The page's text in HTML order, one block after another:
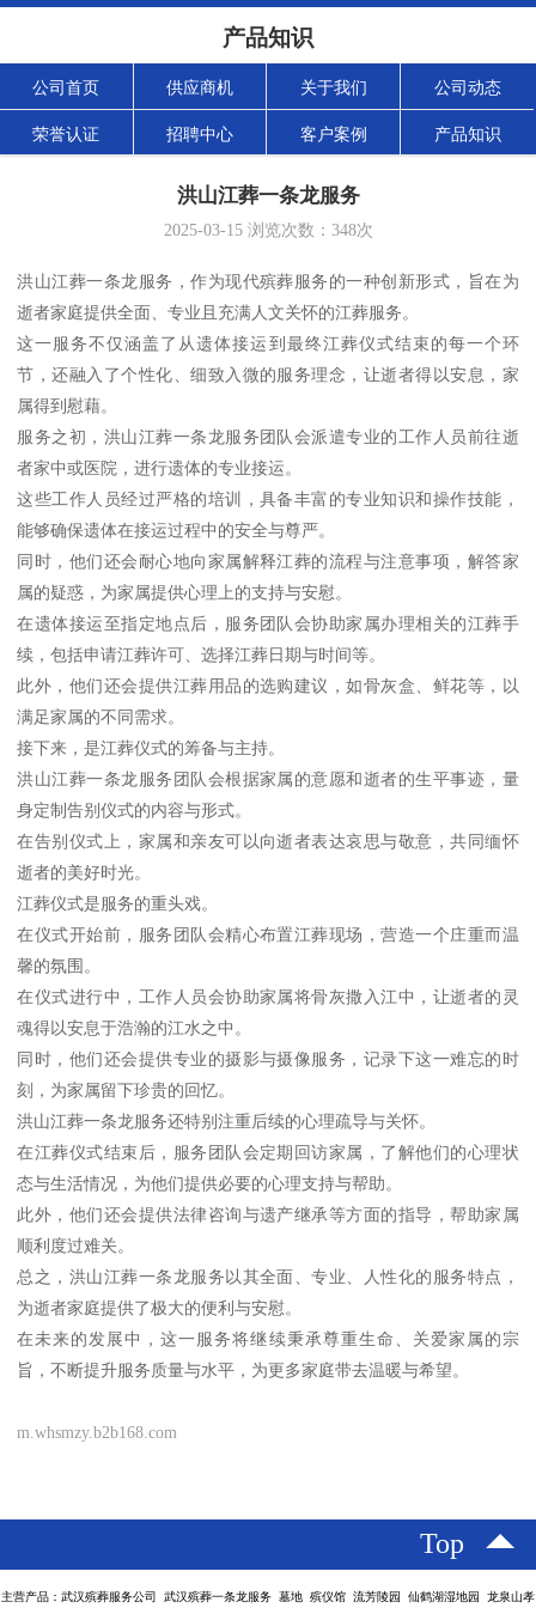
产品知识
公司首页 供应商机 关于我们 公司动态
荣誉认证 招聘中心 客户案例 产品知识
洪山江葬一条龙服务
2025-03-15浏览次数： 348次
洪山江葬一条龙服务，作为现代殡葬服务的一种创新形式，旨在为
逝者家庭提供全面、专业且充满人文关怀的江葬服务。
这一服务不仅涵盖了从遗体接运到最终江葬仪式结束的每一个环
节，还融入了个性化、细致入微的服务理念，让逝者得以安息，家
属得到慰藉。
服务之初，洪山江葬一条龙服务团队会派遣专业的工作人员前往逝
者家中或医院，进行遗体的专业接运。
这些工作人员经过严格的培训，具备丰富的专业知识和操作技能，
能够确保遗体在接运过程中的安全与尊严。
同时，他们还会耐心地向家属解释江葬的流程与注意事项，解答家
属的疑惑，为家属提供心理上的支持与安慰。
在遗体接运至指定地点后，服务团队会协助家属办理相关的江葬手
续，包括申请江葬许可、选择江葬日期与时间等。
此外，他们还会提供江葬用品的选购建议，如骨灰盒、鲜花等，以
满足家属的不同需求。
接下来，是江葬仪式的筹备与主持。
洪山江葬一条龙服务团队会根据家属的意愿和逝者的生平事迹，量
身定制告别仪式的内容与形式。
在告别仪式上，家属和亲友可以向逝者表达哀思与敬意，共同缅怀
逝者的美好时光。
江葬仪式是服务的重头戏。
在仪式开始前，服务团队会精心布置江葬现场，营造一个庄重而温
馨的氛围。
在仪式进行中，工作人员会协助家属将骨灰撒入江中，让逝者的灵
魂得以安息于浩瀚的江水之中。
同时，他们还会提供专业的摄影与摄像服务，记录下这一难忘的时
刻，为家属留下珍贵的回忆。
洪山江葬一条龙服务还特别注重后续的心理疏导与关怀。
在江葬仪式结束后，服务团队会定期回访家属，了解他们的心理状
态与生活情况，为他们提供必要的心理支持与帮助。
此外，他们还会提供法律咨询与遗产继承等方面的指导，帮助家属
顺利度过难关。
总之，洪山江葬一条龙服务以其全面、专业、人性化的服务特点，
为逝者家庭提供了极大的便利与安慰。
在未来的发展中，这一服务将继续秉承尊重生命、关爱家属的宗
旨，不断提升服务质量与水平，为更多家庭带去温暖与希望。
m.whsmzy.b2b168.com
Top
主营产品：武汉殡葬服务公司 武汉殡葬一条龙服务 墓地 殡仪馆 流芳陵园 仙鹤湖湿地园 龙泉山孝